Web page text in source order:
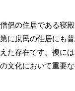
侶の住居である寝
に庶民の住居にも
た存在です。襖に
文化において重要